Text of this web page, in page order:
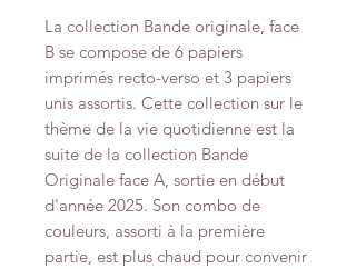
La collection Bande originale, face
B se compose de 6 papiers
imprimés recto-verso et 3 papiers
unis assortis. Cette collection sur le
thème de la vie quotidienne est la
suite de la collection Bande
Originale face A, sortie en début
d'année 2025. Son combo de
couleurs, assorti à la première
partie, est plus chaud pour convenir